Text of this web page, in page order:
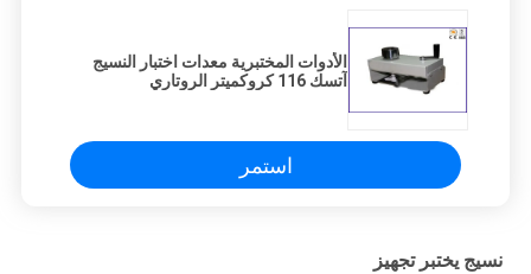
الأدوات المختبرية معدات اختبار النسيج
آتسك 116 كروكميتر الروتاري
استمر
نسيج يختبر تجهيز